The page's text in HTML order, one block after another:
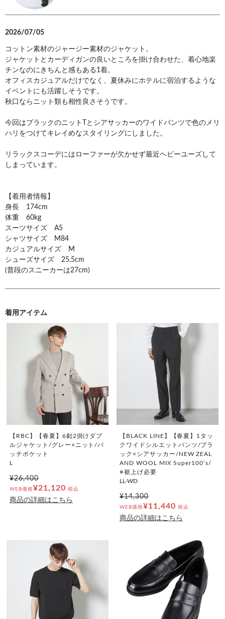
2026/07/05
コットン素材のジャージー素材のジャケット。
ジャケットとカーディガンの良いところを掛け合わせた、着心地楽
チンなのにきちんと感もある1着。
オフィスカジュアルだけでなく、夏休みにホテルに宿泊するような
イベントにも活躍しそうです。
秋口ならニット類も相性良さそうです。
今回はブラックのニットTとシアサッカーのワイドパンツで色のメリ
ハリをつけてキレイめなスタイリングにしました。
リラックスコーデにはローファーが欠かせず最近ヘビーユーズして
しまっています。
【着用者情報】
身長 174cm
体重 60kg
スーツサイズ A5
シャツサイズ M84
カジュアルサイズ M
シューズサイズ 25.5cm
(普段のスニーカーは27cm)
着用アイテム
【RBC】【春夏】6釦2掛けダブ
ルジャケット/グレー×ニット/パ
ッチポケット
L
¥26,400
WEB価格¥21,120 税込
商品の詳細はこちら
【BLACK LINE】【春夏】1タッ
クワイドシルエットパンツ/ブラ
ック×シアサッカー/NEW ZEAL
AND WOOL MIX Super100’s/
※裾上げ必要
LL-WD
¥14,300
WEB価格¥11,440 税込
商品の詳細はこちら